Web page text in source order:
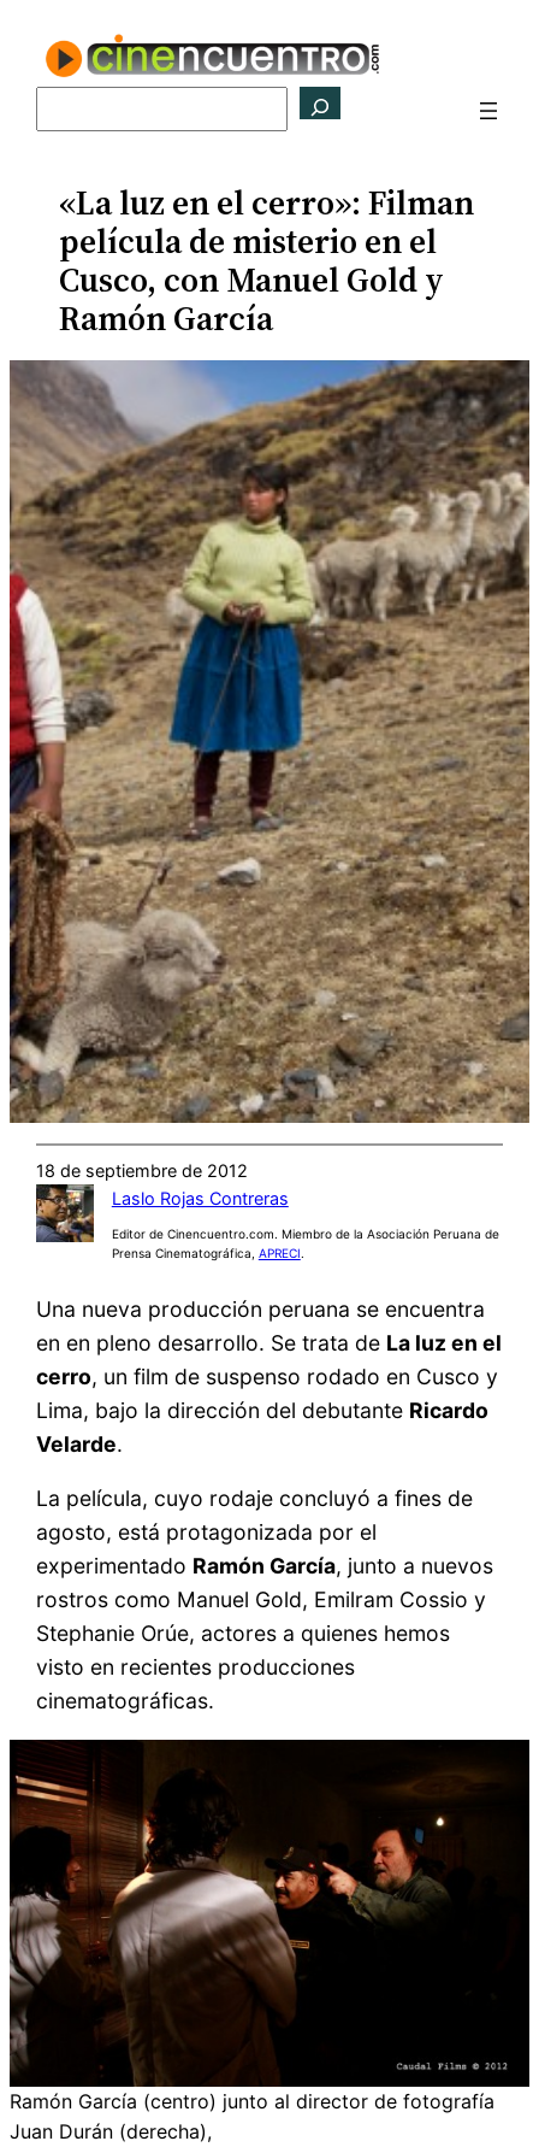
contenido
«La luz en el cerro»: Filman
película de misterio en el
Cusco, con Manuel Gold y
Ramón García
18 de septiembre de 2012
Laslo Rojas Contreras
Editor de Cinencuentro.com. Miembro de la Asociación Peruana de
Prensa Cinematográfica, APRECI.
Una nueva producción peruana se encuentra
en en pleno desarrollo. Se trata de La luz en el
cerro, un film de suspenso rodado en Cusco y
Lima, bajo la dirección del debutante Ricardo
Velarde.
La película, cuyo rodaje concluyó a fines de
agosto, está protagonizada por el
experimentado Ramón García, junto a nuevos
rostros como Manuel Gold, Emilram Cossio y
Stephanie Orúe, actores a quienes hemos
visto en recientes producciones
cinematográficas.
Ramón García (centro) junto al director de fotografía
Juan Durán (derecha),